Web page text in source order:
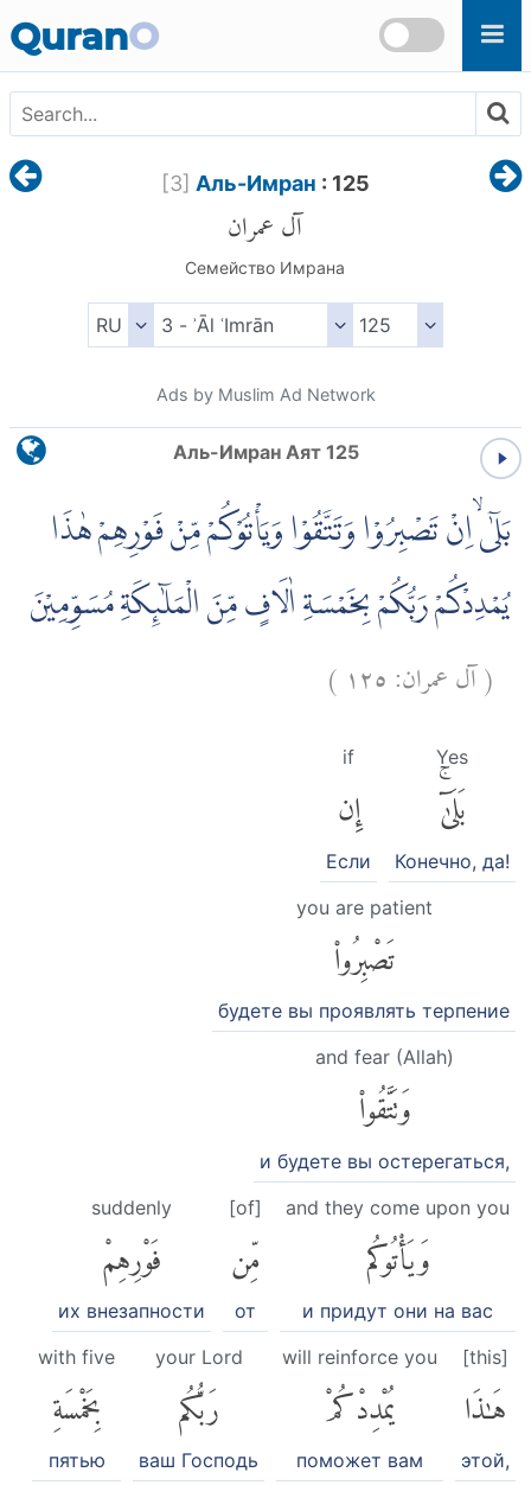
QuranO
[3] Аль-Имран : 125
آل عمران
Семейство Имрана
Ads by Muslim Ad Network
Аль-Имран Аят 125
بَلٰٓى ۙاِنْ تَصْبِرُوْا وَتَتَّقُوْا وَيَأْتُوْكُمْ مِّنْ فَوْرِهِمْ هٰذَا
يُمْدِدْكُمْ رَبُّكُمْ بِخَمْسَةِ اٰلَافٍ مِّنَ الْمَلٰۤىِٕكَةِ مُسَوِّمِيْنَ
(آل عمران:١٢٥ )
Yes
بَلَىٰٓۚ
Конечно, да!
if
إِن
Если
you are patient
تَصْبِرُوا۟
будете вы проявлять терпение
and fear (Allah)
وَتَتَّقُوا۟
и будете вы остерегаться,
and they come upon you
وَيَأْتُوكُم
и придут они на вас
[of]
مِّن
от
suddenly
فَوْرِهِمْ
их внезапности
[this]
هَٰذَا
этой,
will reinforce you
يُمْدِدْكُمْ
поможет вам
your Lord
رَبُّكُم
ваш Господь
with five
بِخَمْسَةِ
пятью